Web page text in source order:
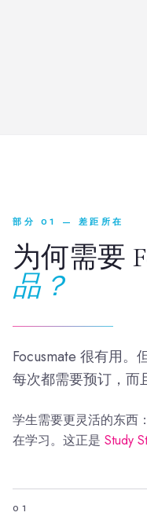
部分 01 — 差距所在
为何需要
品？
Focusmate 很有用。
每次都需要预订，而
学生需要更灵活的东西
在学习。这正是 Study
01